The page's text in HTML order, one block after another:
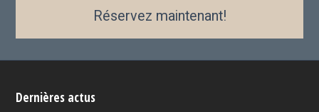
Réservez maintenant!
Dernières actus